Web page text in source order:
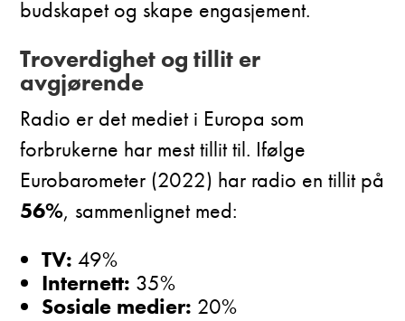
budskapet og skape engasjement.
Troverdighet og tillit er
avgjørende
Radio er det mediet i Europa som
forbrukerne har mest tillit til. Ifølge
Eurobarometer (2022) har radio en tillit på
56%, sammenlignet med:
TV: 49%
Internett: 35%
Sosiale medier: 20%